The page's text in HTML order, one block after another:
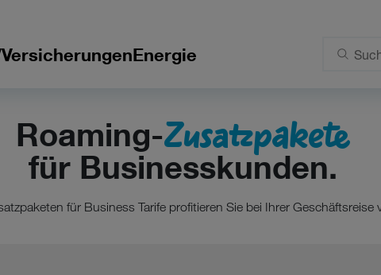
VersicherungenEnergie
Roaming-Zusatzpakete
für Businesskunden.
für Business Tarife profitieren Sie bei Ihrer Geschäftsreise